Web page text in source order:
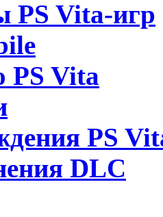
PS Vita-игр
PS Vita
PS
DLC